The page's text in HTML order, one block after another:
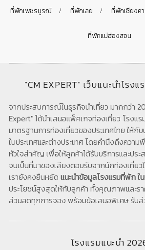
ที่พักเพชรบูรณ์ ที่พักเลย ที่พักเชียงค
ที่พักแม่ฮ่องสอน
“CM EXPERT” เว็บแนะนำโรง
จากประสบการณ์ในธุรกิจนำเที่ยว มากกว่า
Expert" ได้นำเสนอแพ็คเกจท่องเที่ยว โรงแ
มาตรฐานการท่องเที่ยวของประเทศไทย ให้กั
ในประเทศและต่างประเทศ โดยคำนึงถึงควา
หัวใจสำคัญ เพื่อให้ลูกค้าได้รับบริการและปร
จนเป็นที่มาของเสียงตอบรับจากนักท่องเที่ย
เรายังคงยืนหยัด แนะนำข้อมูลโรงแรมที่พัก ใน
ประโยชน์สูงสุดให้กับลูกค้า ทั้งคุณภาพและร
ส่วนลดทุกการจอง พร้อมข้อเสนอพิเศษ รับ
โรงแรมแนะนำ